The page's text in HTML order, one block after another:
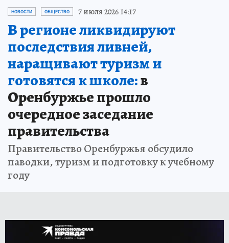
НОВОСТИ ОБЩЕСТВО 7 июля 2026 14:17
В регионе ликвидируют
последствия ливней,
наращивают туризм и
готовятся к школе:в
Оренбуржье прошло
очередное заседание
правительства
Правительство Оренбуржья обсудило
паводки, туризм и подготовку к учебному
году